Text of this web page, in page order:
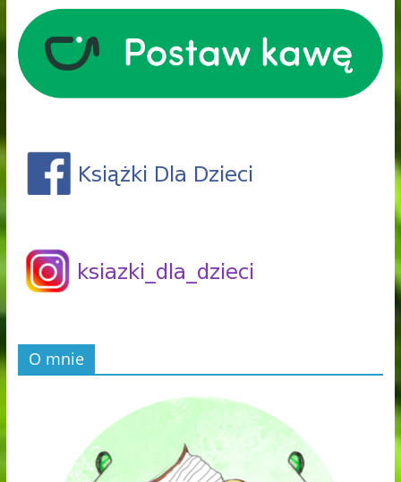
O mnie